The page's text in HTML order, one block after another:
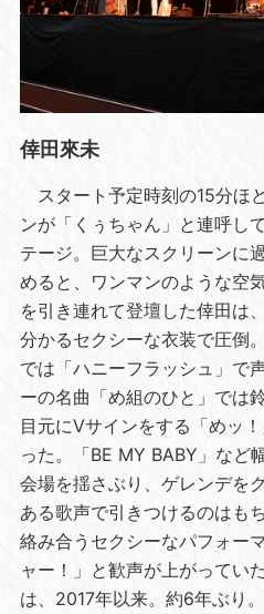
倖田來未
スタート予定時刻の15分ほ
ンが「くぅちゃん」と連呼し
テージ。巨大なスクリーンに
めると、ワンマンのような空
を引き連れて登壇した倖田は
分かるセクシーな衣装で圧倒
では「ハニーフラッシュ」で
ーの名曲「め組のひと」では
目元にVサインをする「めッ
った。「BE MY BABY」など
会場を揺さぶり、ゲレンデを
ある歌声で引きつけるのはも
絡み合うセクシーなパフォー
ャー！」と歓声が上がってい
は、2017年以来。約6年ぶり